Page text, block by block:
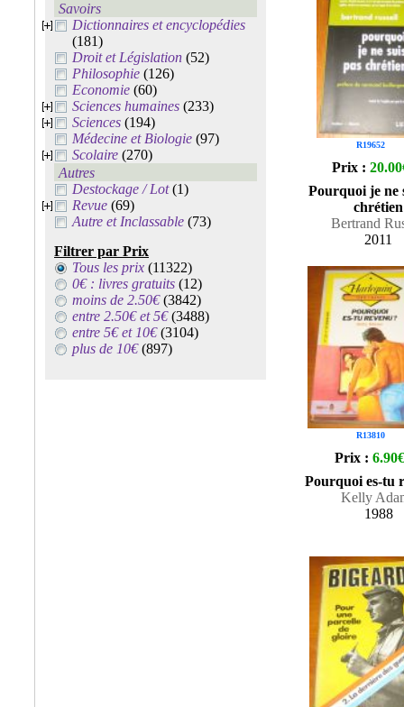
Savoirs
Dictionnaires et encyclopédies
(181)
Droit et Législation (52)
Philosophie (126)
Economie (60)
Sciences humaines (233)
Sciences (194)
Médecine et Biologie (97)
Scolaire (270)
Autres
Destockage / Lot(1)
Revue (69)
Autre et Inclassable (73)
Filtrer par Prix
Tous les prix (11322)
0€ : livres gratuits (12)
moins de 2.50€(3842)
entre 2.50€ et 5€(3488)
entre 5€ et 10€(3104)
plus de 10€(897)
R19652
Prix :
Pourquoi je ne
chrétien
Bertrand
2011
R13810
Prix : 6.90€
Pourquoi es-tu
Kelly
1988